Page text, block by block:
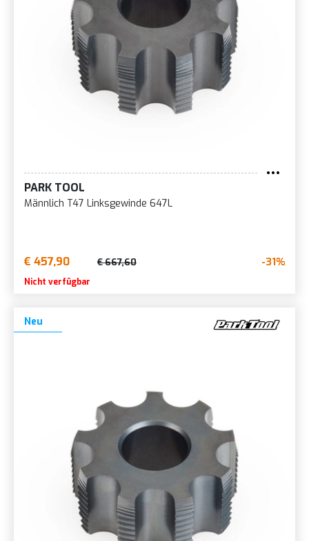
PARK TOOL
Männlich T47 Linksgewinde 647L
€ 457,90 € 667,60 -31%
Nicht verfügbar
Neu